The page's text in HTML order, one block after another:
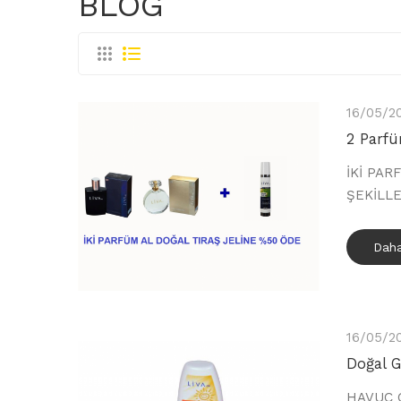
16/05/
2
İKİ
16/05/
Doğal
HAVUÇ